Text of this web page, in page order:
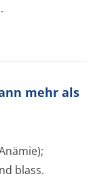
mehr als
blass.